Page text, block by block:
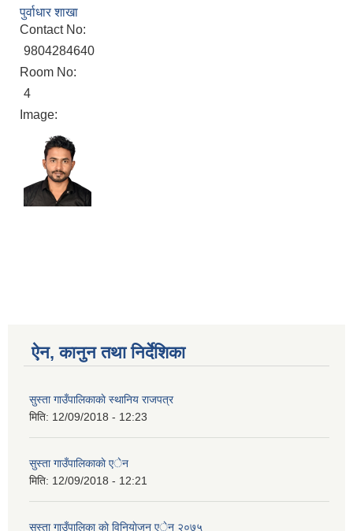
पुर्वाधार शाखा
Contact No:
9804284640
Room No:
4
Image:
ऐन, कानुन तथा निर्देशिका
सुस्ता गाउँपालिकाकाे स्थानिय राजपत्र
मिति: 12/09/2018 - 12:23
सुस्ता गाउँपालिकाकाे एेन
मिति: 12/09/2018 - 12:21
सुस्ता गाउँपालिका काे विनियाेजन एेन २०७५